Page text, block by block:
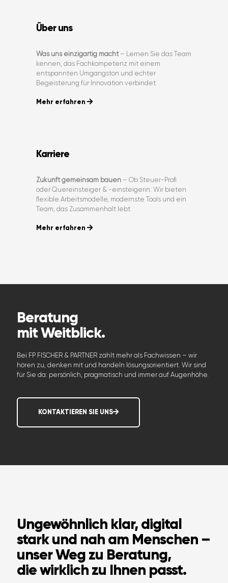
Über uns
Was uns einzigartig macht– Lernen Sie das Team
kennen, das Fachkompetenz mit einem
entspannten Umgangston und echter
Begeisterung für Innovation verbindet.
Mehr erfahren
Karriere
Zukunft gemeinsam bauen – Ob Steuer-Profi
oder Quereinsteiger & -einsteigerin: Wir bieten
flexible Arbeitsmodelle, modernste Tools und ein
Team, das Zusammenhalt lebt.
Mehr erfahren
Beratung
mit Weitblick.
Bei FP FISCHER & PARTNER zählt mehr als Fachwissen – wir
hören zu, denken mit und handeln lösungsorientiert. Wir sind
für Sie da: persönlich, pragmatisch und immer auf Augenhöhe.
KONTAKTIEREN SIE UNS
Ungewöhnlich klar, digital
stark und nah am Menschen –
unser Weg zu Beratung,
die wirklich zu Ihnen passt.